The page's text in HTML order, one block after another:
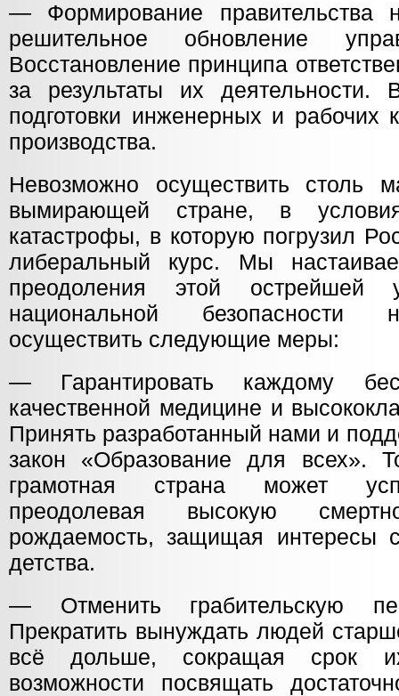
— Формирование правительства
решительное обновление
Восстановление принципа
за результаты их деятельности.
подготовки инженерных и рабочих
производства.
Невозможно осуществить столь
вымирающей стране, в
катастрофы, в которую погрузил
либеральный курс. Мы
преодоления этой
национальной безопасности
осуществить следующие меры:
— Гарантировать каждому
качественной медицине и
Принять разработанный нами и
закон «Образование для всех».
грамотная страна может
преодолевая высокую
рождаемость, защищая интересы
детства.
— Отменить грабительскую
Прекратить вынуждать людей
всё дольше, сокращая срок
возможности посвящать